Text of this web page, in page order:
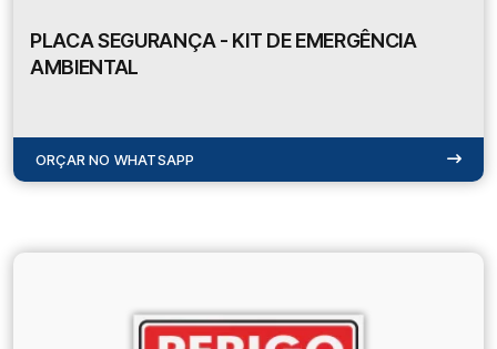
PLACA SEGURANÇA - KIT DE EMERGÊNCIA
AMBIENTAL
ORÇAR NO WHATSAPP